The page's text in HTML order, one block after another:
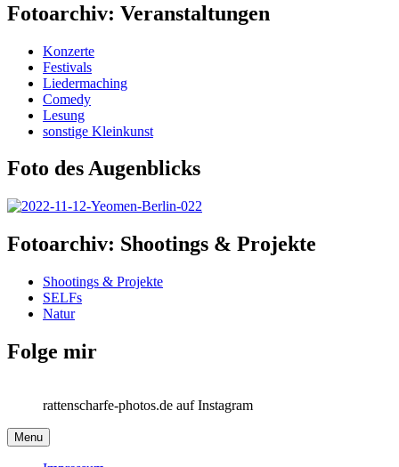
Fotoarchiv: Veranstaltungen
Konzerte
Festivals
Liedermaching
Comedy
Lesung
sonstige Kleinkunst
Foto des Augenblicks
Fotoarchiv: Shootings & Projekte
Shootings & Projekte
SELFs
Natur
Folge mir
rattenscharfe-photos.de auf Instagram
Menu